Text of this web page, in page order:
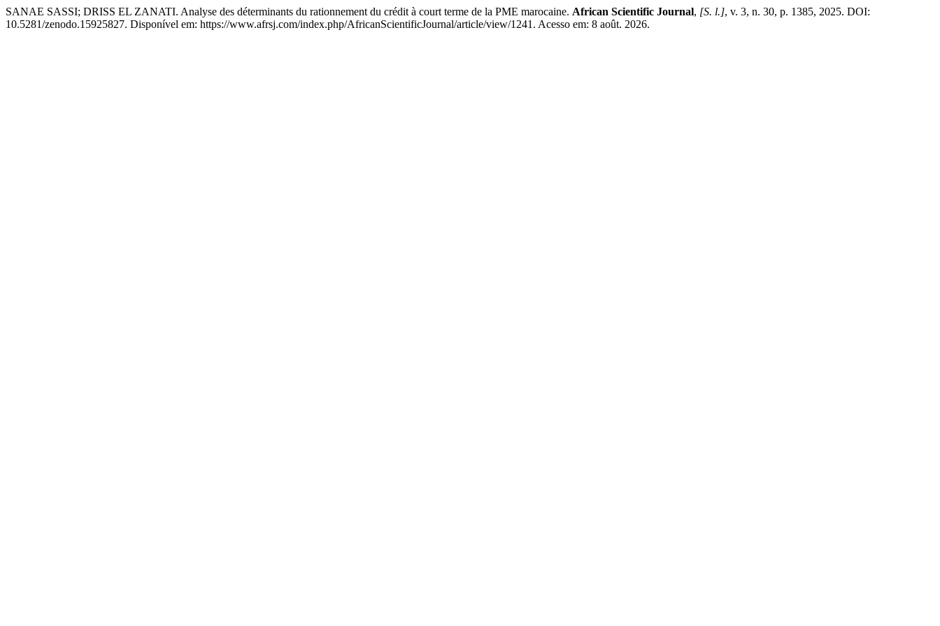
SANAE SASSI; DRISS EL ZANATI. Analyse des déterminants du rationnement du crédit à court terme de la PME marocaine. African Scientific Journal, [S. l.], v. 3, n. 30, p. 1385, 2025. DOI:
10.5281/zenodo.15925827. Disponível em: https://www.afrsj.com/index.php/AfricanScientificJournal/article/view/1241. Acesso em: 8 août. 2026.